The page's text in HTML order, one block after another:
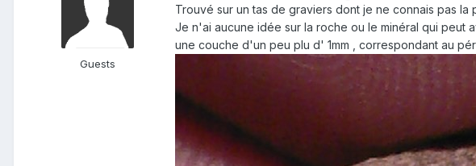
Guests
Trouvé sur un tas de graviers dont je ne connais pas
Je n'ai aucune idée sur la roche ou le minéral qui peut
une couche d'un peu plu d' 1mm , correspondant au